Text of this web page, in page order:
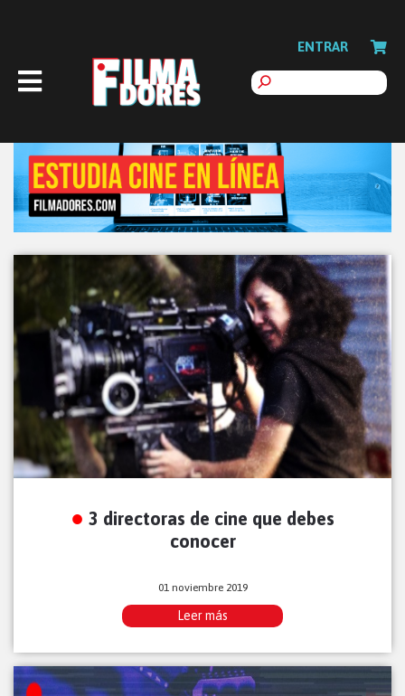
ENTRAR
3 directoras de cine que debes
conocer
01 noviembre 2019
Leer más